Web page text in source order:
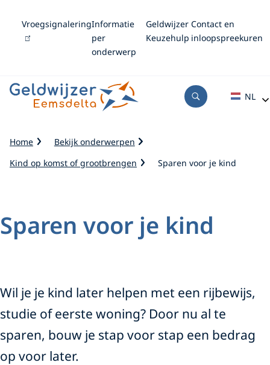
Open
Zoeken
NL
M
u
Vroegsignalering(link
is
extern)
Informatie
per
onderwerp
Geldwijzer
Keuzehulp
Contact en
inloopspreekuren
K
u
l
p
Home
Bekijk onderwerpen
Kind op komst of grootbrengen
Sparen voor je kind
Sparen voor je kind
Wil je je kind later helpen met een rijbewijs,
studie of eerste woning? Door nu al te
sparen, bouw je stap voor stap een bedrag
op voor later.